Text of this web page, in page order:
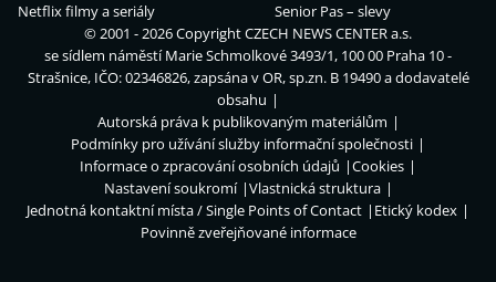
Netflix filmy a seriály
Senior Pas – slevy
© 2001 - 2026 CopyrightCZECH NEWS CENTER a.s.
se sídlem náměstí Marie Schmolkové 3493/1, 100 00 Praha 10 -
Strašnice, IČO: 02346826, zapsána v OR, sp.zn. B 19490 a dodavatelé
obsahu
Autorská práva k publikovaným materiálům
Podmínky pro užívání služby informační společnosti
Informace o zpracování osobních údajů
Cookies
Nastavení soukromí
Vlastnická struktura
Jednotná kontaktní místa / Single Points of Contact
Etický kodex
Povinně zveřejňované informace